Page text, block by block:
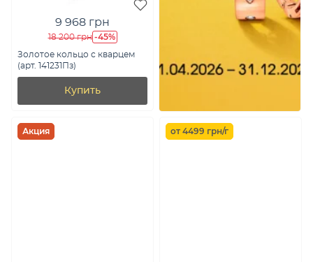
9 968 грн
18 200 грн -45%
Золотое кольцо с кварцем
(арт. 141231Пз)
Купить
Акция от 4499 грн/г